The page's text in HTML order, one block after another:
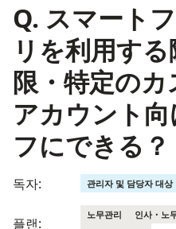
Q. スマート
リを利用す
限・特定の
アカウント
フにできる？
독자: 관리자 및 담당자 대상
플랜:
노무관리 인사・노